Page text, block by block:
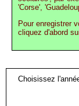
'Corse',
Pour enregistrer
cliquez d'abord
Choisissez